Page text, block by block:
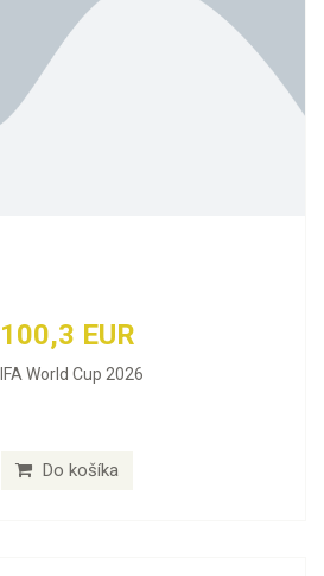
100,3 EUR
World Cup 2026
Do košíka